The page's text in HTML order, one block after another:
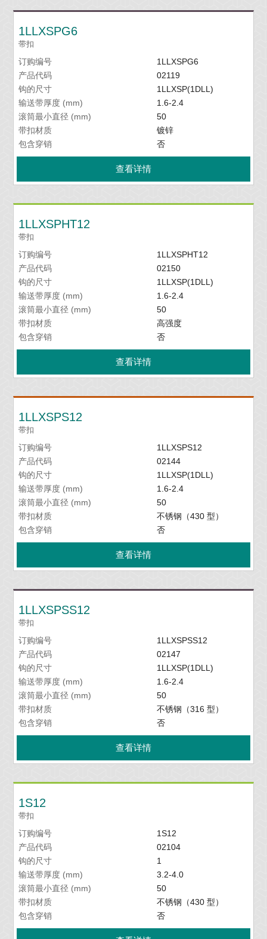
1LLXSPG6
带扣
订购编号
1LLXSPG6
产品代码
02119
钩的尺寸
1LLXSP(1DLL)
输送带厚度 (mm)
1.6-2.4
滚筒最小直径 (mm)
50
带扣材质
镀锌
包含穿销
否
查看详情
1LLXSPHT12
带扣
订购编号
1LLXSPHT12
产品代码
02150
钩的尺寸
1LLXSP(1DLL)
输送带厚度 (mm)
1.6-2.4
滚筒最小直径 (mm)
50
带扣材质
高强度
包含穿销
否
查看详情
1LLXSPS12
带扣
订购编号
1LLXSPS12
产品代码
02144
钩的尺寸
1LLXSP(1DLL)
输送带厚度 (mm)
1.6-2.4
滚筒最小直径 (mm)
50
带扣材质
不锈钢（430 型）
包含穿销
否
查看详情
1LLXSPSS12
带扣
订购编号
1LLXSPSS12
产品代码
02147
钩的尺寸
1LLXSP(1DLL)
输送带厚度 (mm)
1.6-2.4
滚筒最小直径 (mm)
50
带扣材质
不锈钢（316 型）
包含穿销
否
查看详情
1S12
带扣
订购编号
1S12
产品代码
02104
钩的尺寸
1
输送带厚度 (mm)
3.2-4.0
滚筒最小直径 (mm)
50
带扣材质
不锈钢（430 型）
包含穿销
否